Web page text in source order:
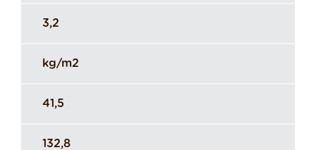
3,2
kg/m2
41,5
132,8